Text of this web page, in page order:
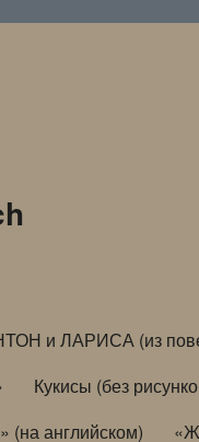
и ЛАРИСА (из
Кукисы (без
(на английском)